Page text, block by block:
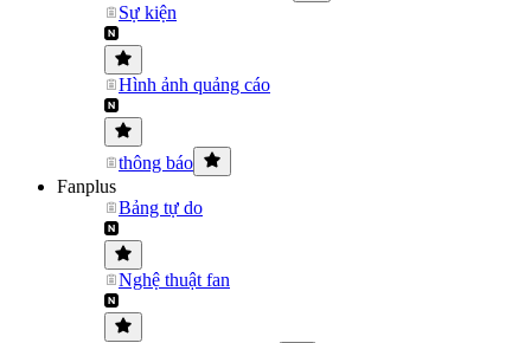
Sự kiện
Hình ảnh quảng cáo
thông báo
Fanplus
Bảng tự do
Nghệ thuật fan